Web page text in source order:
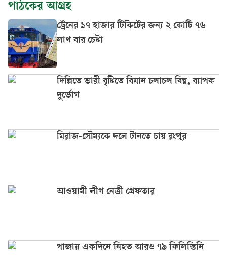
পাঠকের আগ্রহ
ট্রেনের ১৭ হাজার টিকিটের জন্য ২ কোটি ৭৬
লাখ বার চেষ্টা
দিল্লিতে ভারী বৃষ্টিতে বিমান চলাচল বিঘ্ন, ব্যাপক
দুর্ভোগ
মিরাজ-সৌম্যকে দলে টানতে চায় রংপুর
আওয়ামী লীগ নেত্রী গ্রেফতার
গাজায় একদিনে নিহত আরও ৭৯ ফিলিস্তিনি